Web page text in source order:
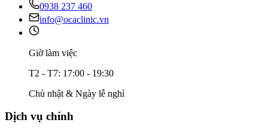
0938 237 460
info@ocaclinic.vn
Giờ làm việc
T2 - T7: 17:00 - 19:30
Chủ nhật & Ngày lễ nghỉ
Dịch vụ chính